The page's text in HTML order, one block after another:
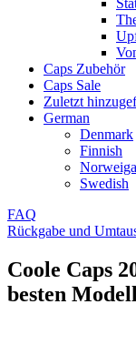
Caps Zubehör
Caps Sale
Zuletzt
German
Denmark
Finnish
Swedish
FAQ
Rückgabe und
Coole Caps
besten